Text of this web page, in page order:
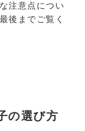
注意点につい
後までご覧く
の選び方